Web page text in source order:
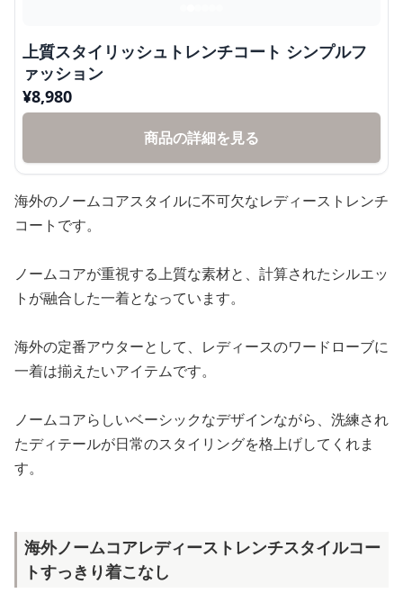
上質スタイリッシュトレンチコート シンプルフ
ァッション
¥8,980
商品の詳細を見る
海外のノームコアスタイルに不可欠なレディーストレンチ
コートです。
ノームコアが重視する上質な素材と、計算されたシルエッ
トが融合した一着となっています。
海外の定番アウターとして、レディースのワードローブに
一着は揃えたいアイテムです。
ノームコアらしいベーシックなデザインながら、洗練され
たディテールが日常のスタイリングを格上げしてくれま
す。
海外ノームコアレディーストレンチスタイルコー
トすっきり着こなし